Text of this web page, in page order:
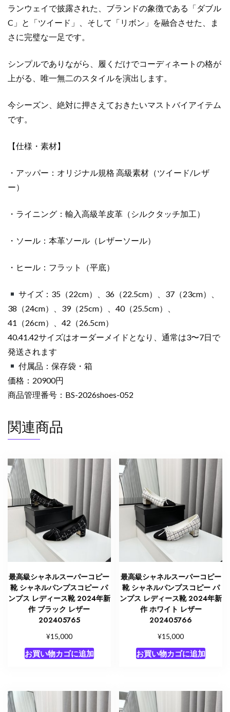
ー
個
ランウェイで披露された、ブランドの象徴である「ダブル
C」と「ツイード」、そして「リボン」を融合させた、ま
さに完璧な一足です。
シンプルでありながら、履くだけでコーディネートの格が
上がる、唯一無二のスタイルを演出します。
今シーズン、絶対に押さえておきたいマストバイアイテム
です。
【仕様・素材】
・アッパー：オリジナル規格 高級素材（ツイード/レザ
ー）
・ライニング：輸入高級羊皮革（シルクタッチ加工）
・ソール：本革ソール（レザーソール）
・ヒール：フラット（平底）
サイズ：35（22cm）、36（22.5cm）、37（23cm）、
38（24cm）、39（25cm）、40（25.5cm）、
41（26cm）、42（26.5cm）
40.41.42サイズはオーダーメイドとなり、通常は3〜7日で
発送されます
付属品：保存袋・箱
価格：20900円
商品管理番号：BS-2026shoes-052
関連商品
最高級シャネルスーパーコピー
靴 シャネルパンプスコピー パ
ンプス レディース靴 2024年新
作 ブラック レザー
202405765
¥15,000
お買い物カゴに追加
最高級シャネルスーパーコピー
靴 シャネルパンプスコピー パ
ンプス レディース靴 2024年新
作 ホワイト レザー
202405766
¥15,000
お買い物カゴに追加